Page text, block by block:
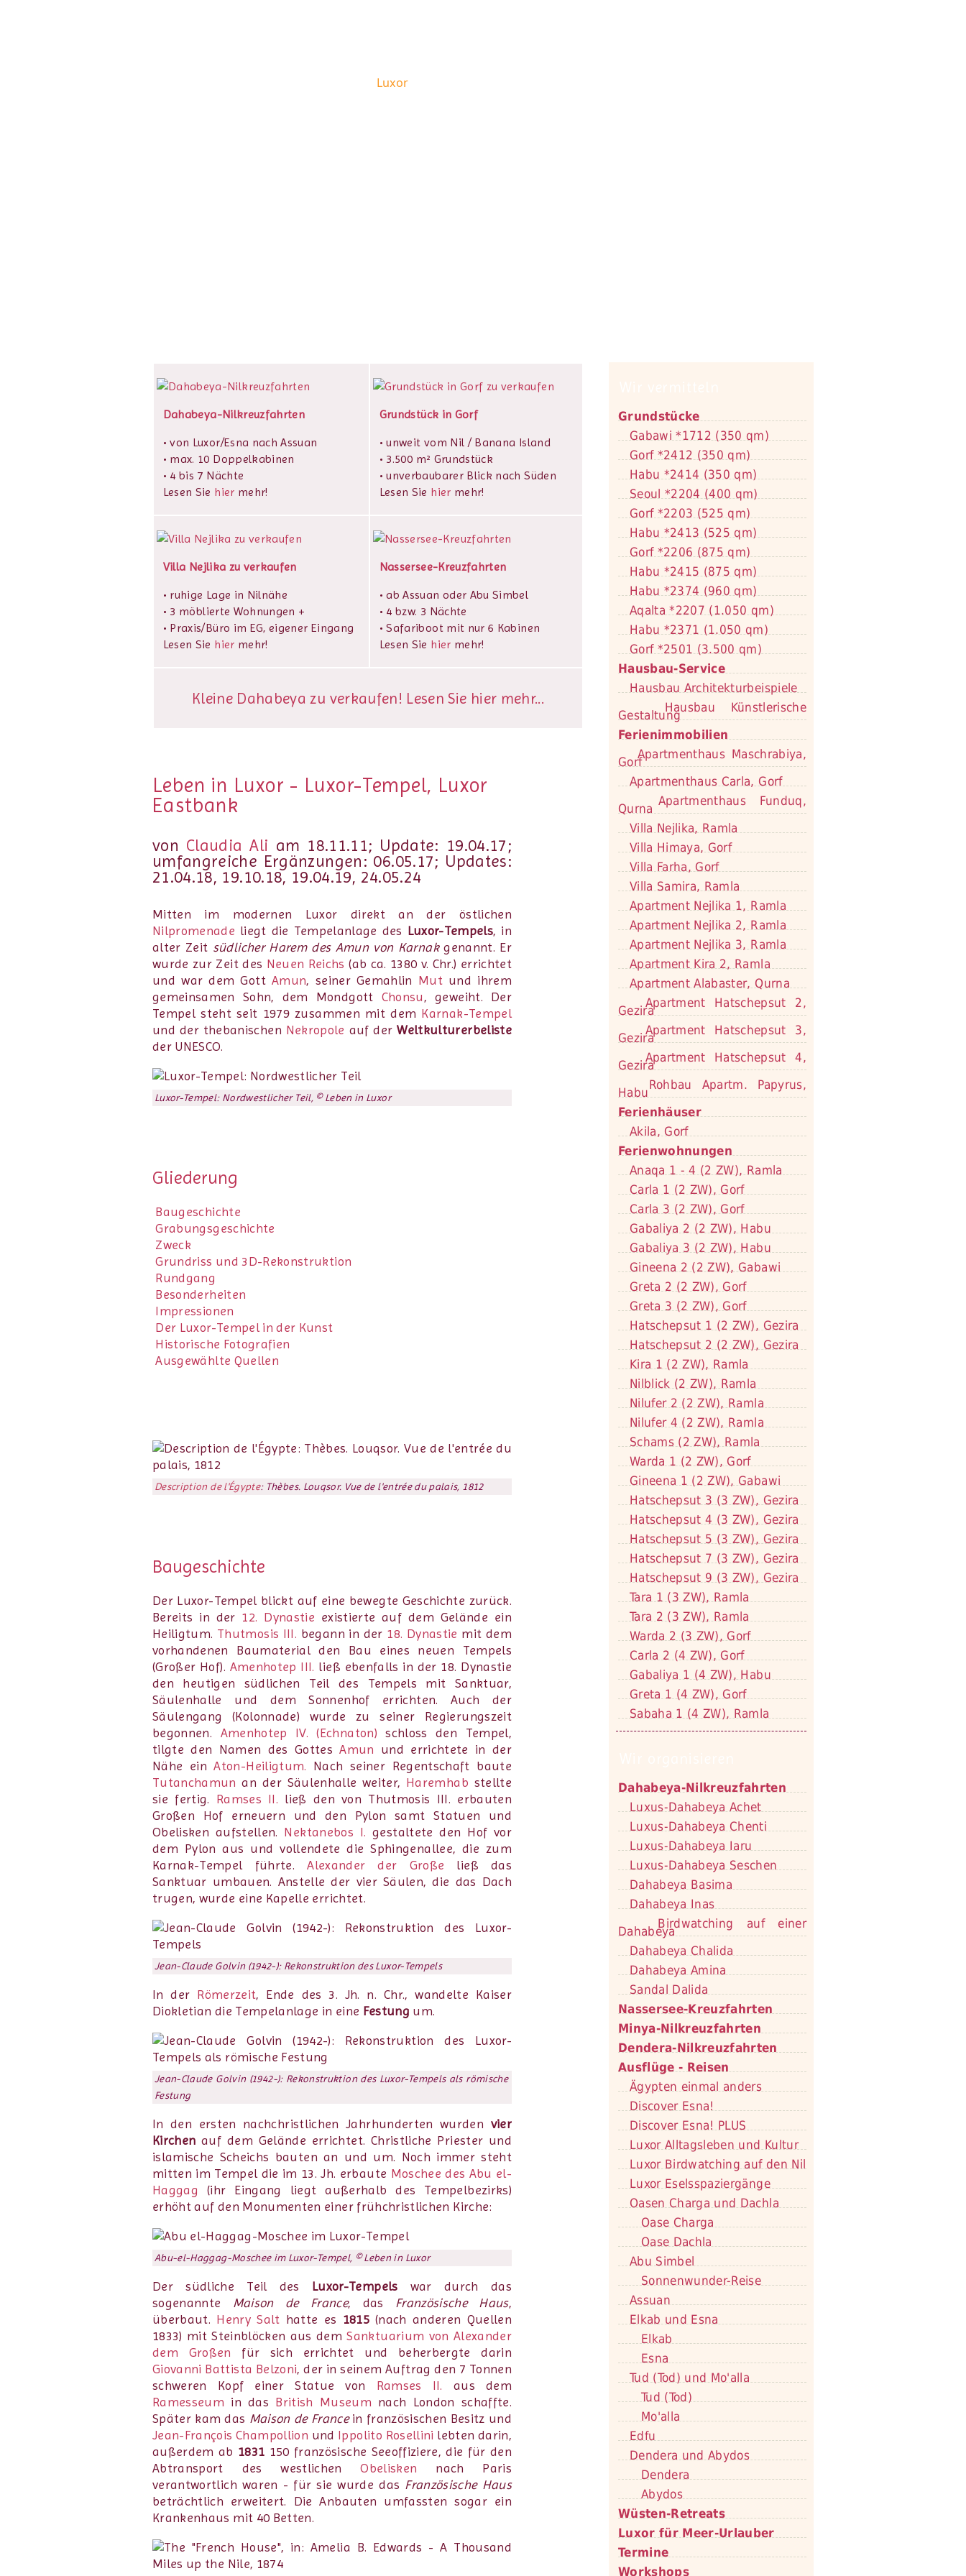
Luxor
Dahabeya-Nilkreuzfahrten
• von Luxor/Esna nach Assuan
• max. 10 Doppelkabinen
• 4 bis 7 Nächte
Lesen Sie hier mehr!
Grundstück in Gorf
• unweit vom Nil / Banana Island
• 3.500 m² Grundstück
• unverbaubarer Blick nach Süden
Lesen Sie hier mehr!
Villa Nejlika zu verkaufen
• ruhige Lage in Nilnähe
• 3 möblierte Wohnungen +
• Praxis/Büro im EG, eigener Eingang
Lesen Sie hier mehr!
Nassersee-Kreuzfahrten
• ab Assuan oder Abu Simbel
• 4 bzw. 3 Nächte
• Safariboot mit nur 6 Kabinen
Lesen Sie hier mehr!
Kleine Dahabeya zu verkaufen! Lesen Sie hier mehr...
Leben in Luxor - Luxor-Tempel, Luxor
Eastbank
von Claudia Ali am 18.11.11; Update: 19.04.17;
umfangreiche Ergänzungen: 06.05.17; Updates:
21.04.18, 19.10.18, 19.04.19, 24.05.24
Mitten im modernen Luxor direkt an der östlichen
Nilpromenade liegt die Tempelanlage des Luxor-Tempels, in
alter Zeit südlicher Harem des Amun von Karnakgenannt. Er
wurde zur Zeit des Neuen Reichs (ab ca. 1380 v. Chr.) errichtet
und war dem Gott Amun, seiner Gemahlin Mut und ihrem
gemeinsamen Sohn, dem Mondgott Chonsu, geweiht. Der
Tempel steht seit 1979 zusammen mit dem Karnak-Tempel
und der thebanischen Nekropole auf derWeltkulturerbeliste
der UNESCO.
Luxor-Tempel: Nordwestlicher Teil, © Leben in Luxor
Gliederung
Baugeschichte
Grabungsgeschichte
Zweck
Grundriss und 3D-Rekonstruktion
Rundgang
Besonderheiten
Impressionen
Der Luxor-Tempel in der Kunst
Historische Fotografien
Ausgewählte Quellen
Description de l'Égypte: Thèbes. Louqsor. Vue de l'entrée du palais, 1812
Baugeschichte
Der Luxor-Tempel blickt auf eine bewegte Geschichte zurück.
Bereits in der 12. Dynastie existierte auf dem Gelände ein
Heiligtum. Thutmosis III. begann in der 18. Dynastie mit dem
vorhandenen Baumaterial den Bau eines neuen Tempels
(Großer Hof). Amenhotep III. ließ ebenfalls in der 18. Dynastie
den heutigen südlichen Teil des Tempels mit Sanktuar,
Säulenhalle und dem Sonnenhof errichten. Auch der
Säulengang (Kolonnade) wurde zu seiner Regierungszeit
begonnen. Amenhotep IV. (Echnaton) schloss den Tempel,
tilgte den Namen des GottesAmun und errichtete in der
Nähe einAton-Heiligtum. Nach seiner Regentschaft baute
Tutanchamun an der Säulenhalle weiter, Haremhab stellte
sie fertig. Ramses II. ließ den von Thutmosis III. erbauten
Großen Hof erneuern und den Pylon samt Statuen und
Obelisken aufstellen. Nektanebos I. gestaltete den Hof vor
dem Pylon aus und vollendete die Sphingenallee, die zum
Karnak-Tempel führte.Alexander der Große ließ das
Sanktuar umbauen. Anstelle der vier Säulen, die das Dach
trugen, wurde eine Kapelle errichtet.
Jean-Claude Golvin (1942-): Rekonstruktion des Luxor-Tempels
In der Römerzeit, Ende des 3. Jh. n. Chr., wandelte Kaiser
Diokletian die Tempelanlage in eine Festung um.
Jean-Claude Golvin (1942-): Rekonstruktion des Luxor-Tempels als römische
Festung
In den ersten nachchristlichen Jahrhunderten wurden vier
Kirchen auf dem Gelände errichtet. Christliche Priester und
islamische Scheichs bauten an und um. Noch immer steht
mitten im Tempel die im 13. Jh. erbaute Moschee des Abu el-
Haggag
(ihr Eingang liegt außerhalb des Tempelbezirks)
erhöht auf den Monumenten einer frühchristlichen Kirche:
Abu-el-Haggag-Moschee im Luxor-Tempel, © Leben in Luxor
Der südliche Teil des Luxor-Tempels war durch das
sogenannte Maison de France, das Französische Haus,
überbaut. Henry Salt hatte es 1815(nach anderen Quellen
1833) mit Steinblöcken aus demSanktuarium von Alexander
dem Großen für sich errichtet und beherbergte darin
Giovanni Battista Belzoni, der in seinem Auftrag den 7 Tonnen
schweren Kopf einer Statue von Ramses II. aus dem
Ramesseum in das British Museum nach London schaffte.
Später kam das Maison de Francein französischen Besitz und
Jean-François Champollion und Ippolito Rosellini lebten darin,
außerdem ab 1831 150 französische Seeoffiziere, die für den
Abtransport des westlichenObelisken nach Paris
verantwortlich waren - für sie wurde das Französische Haus
beträchtlich erweitert. Die Anbauten umfassten sogar ein
Krankenhaus mit 40 Betten.
Grundstücke
Gabawi *1712 (350 qm)
Gorf *2412 (350 qm)
Habu *2414 (350 qm)
Seoul *2204 (400 qm)
Gorf *2203 (525 qm)
Habu *2413 (525 qm)
Gorf *2206 (875 qm)
Habu *2415 (875 qm)
Habu *2374 (960 qm)
Aqalta *2207 (1.050 qm)
Habu *2371 (1.050 qm)
Gorf *2501 (3.500 qm)
Hausbau-Service
Hausbau Architekturbeispiele
Hausbau Künstlerische
Gestaltung
Ferienimmobilien
Apartmenthaus Maschrabiya,
Gorf
Apartmenthaus Carla, Gorf
Apartmenthaus Funduq,
Qurna
Villa Nejlika, Ramla
Villa Himaya, Gorf
Villa Farha, Gorf
Villa Samira, Ramla
Apartment Nejlika 1, Ramla
Apartment Nejlika 2, Ramla
Apartment Nejlika 3, Ramla
Apartment Kira 2, Ramla
Apartment Alabaster, Qurna
Apartment Hatschepsut 2,
Gezira
Apartment Hatschepsut 3,
Gezira
Apartment Hatschepsut 4,
Gezira
Rohbau Apartm. Papyrus,
Habu
Ferienhäuser
Akila, Gorf
Ferienwohnungen
Anaqa 1 - 4 (2 ZW), Ramla
Carla 1 (2 ZW), Gorf
Carla 3 (2 ZW), Gorf
Gabaliya 2 (2 ZW), Habu
Gabaliya 3 (2 ZW), Habu
Gineena 2 (2 ZW), Gabawi
Greta 2 (2 ZW), Gorf
Greta 3 (2 ZW), Gorf
Hatschepsut 1 (2 ZW), Gezira
Hatschepsut 2 (2 ZW), Gezira
Kira 1 (2 ZW), Ramla
Nilblick (2 ZW), Ramla
Nilufer 2 (2 ZW), Ramla
Nilufer 4 (2 ZW), Ramla
Schams (2 ZW), Ramla
Warda 1 (2 ZW), Gorf
Gineena 1 (2 ZW), Gabawi
Hatschepsut 3 (3 ZW), Gezira
Hatschepsut 4 (3 ZW), Gezira
Hatschepsut 5 (3 ZW), Gezira
Hatschepsut 7 (3 ZW), Gezira
Hatschepsut 9 (3 ZW), Gezira
Tara 1 (3 ZW), Ramla
Tara 2 (3 ZW), Ramla
Warda 2 (3 ZW), Gorf
Carla 2 (4 ZW), Gorf
Gabaliya 1 (4 ZW), Habu
Greta 1 (4 ZW), Gorf
Sabaha 1 (4 ZW), Ramla
Dahabeya-Nilkreuzfahrten
Luxus-Dahabeya Achet
Luxus-Dahabeya Chenti
Luxus-Dahabeya Iaru
Luxus-Dahabeya Seschen
Dahabeya Basima
Dahabeya Inas
Birdwatching auf einer
Dahabeya
Dahabeya Chalida
Dahabeya Amina
Sandal Dalida
Nassersee-Kreuzfahrten
Minya-Nilkreuzfahrten
Dendera-Nilkreuzfahrten
Ausflüge - Reisen
Ägypten einmal anders
Discover Esna!
Discover Esna! PLUS
Luxor Alltagsleben und Kultur
Luxor Birdwatching auf den Nil
Luxor Eselsspaziergänge
Oasen Charga und Dachla
Oase Charga
Oase Dachla
Abu Simbel
Sonnenwunder-Reise
Assuan
Elkab und Esna
Elkab
Esna
Tud (Tod) und Mo'alla
Tud (Tod)
Mo'alla
Edfu
Dendera und Abydos
Dendera
Abydos
Wüsten-Retreats
Luxor für Meer-Urlauber
Termine
Workshops